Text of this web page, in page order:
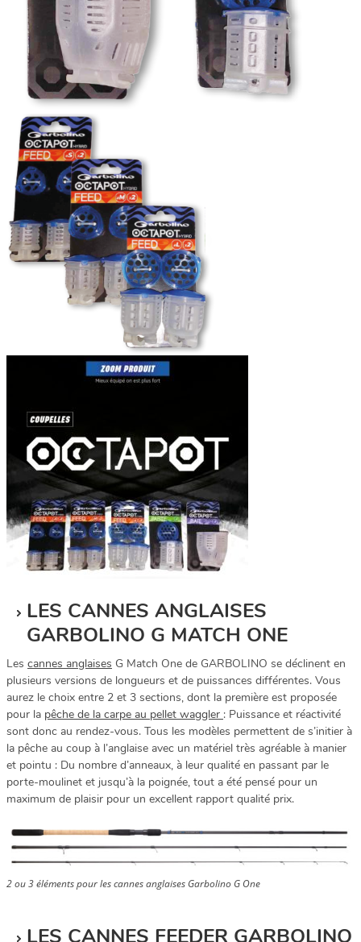
LES CANNES ANGLAISES
GARBOLINO G MATCH ONE
Les cannes anglaises G Match One de GARBOLINO se déclinent en
plusieurs versions de longueurs et de puissances différentes. Vous
aurez le choix entre 2 et 3 sections, dont la première est proposée
pour la pêche de la carpe au pellet waggler : Puissance et réactivité
sont donc au rendez-vous. Tous les modèles permettent de s’initier à
la pêche au coup à l’anglaise avec un matériel très agréable à manier
et pointu : Du nombre d’anneaux, à leur qualité en passant par le
porte-moulinet et jusqu’à la poignée, tout a été pensé pour un
maximum de plaisir pour un excellent rapport qualité prix.
2 ou 3 éléments pour les cannes anglaises Garbolino G One
LES CANNES FEEDER GARBOLINO